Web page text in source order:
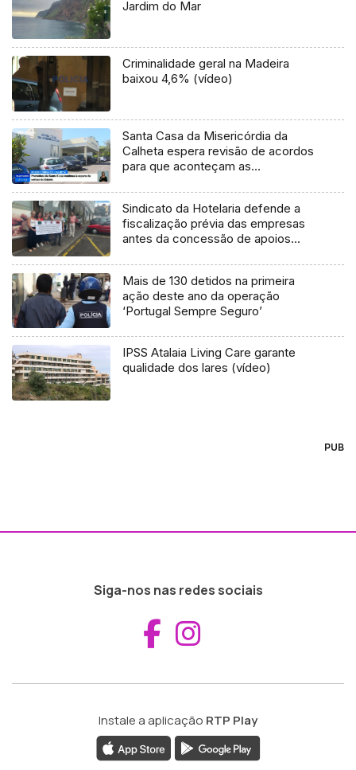
Jardim do Mar
Criminalidade geral na Madeira
baixou 4,6% (vídeo)
Santa Casa da Misericórdia da
Calheta espera revisão de acordos
para que aconteçam as
Sindicato da Hotelaria defende a
fiscalização prévia das empresas
antes da concessão de apoios
Mais de 130 detidos na primeira
ação deste ano da operação
‘Portugal Sempre Seguro’
IPSS Atalaia Living Care garante
qualidade dos lares (vídeo)
PUB
Siga-nos nas redes sociais
Aceder ao
Instale a aplicação RTP Play